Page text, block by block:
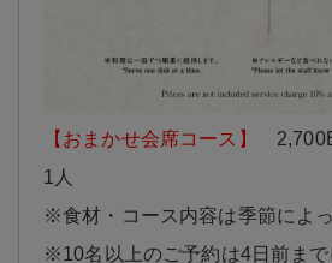
【おまかせ会席コース】
1人
※食材・コース内容は季節によ
※10名以上のご予約は4日前まで